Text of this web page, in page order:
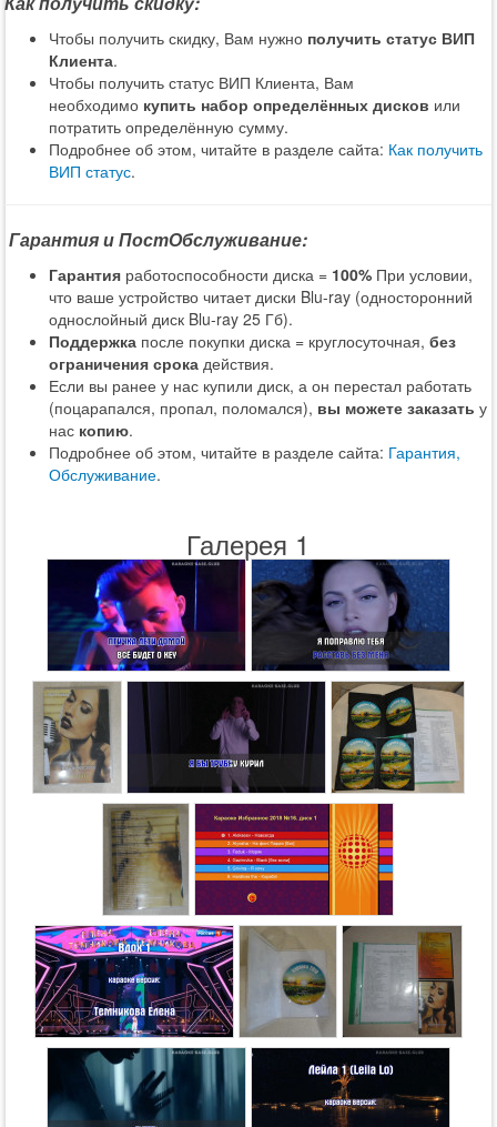
Чтобы получить скидку, Вам нужно получить статус ВИП
Клиента.
Чтобы получить статус ВИП Клиента, Вам
необходимо купить набор определённых дисков или
потратить определённую сумму.
Подробнее об этом, читайте в разделе сайта: Как получить
ВИП статус.
Гарантия и ПостОбслуживание:
Гарантия работоспособности диска = 100% При условии,
что ваше устройство читает диски Blu-ray (односторонний
однослойный диск Blu-ray 25 Гб).
Поддержка после покупки диска = круглосуточная, без
ограничения срока действия.
Если вы ранее у нас купили диск, а он перестал работать
(поцарапался, пропал, поломался), вы можете заказать у
нас копию.
Подробнее об этом, читайте в разделе сайта: Гарантия,
Обслуживание.
Галерея 1